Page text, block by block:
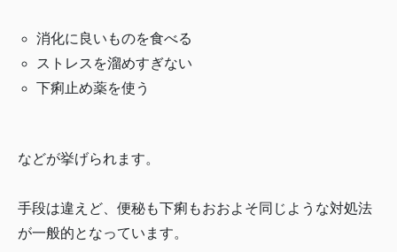
消化に良いものを食べる
ストレスを溜めすぎない
下痢止め薬を使う
などが挙げられます。
手段は違えど、便秘も下痢もおおよそ同じような対処法
が一般的となっています。